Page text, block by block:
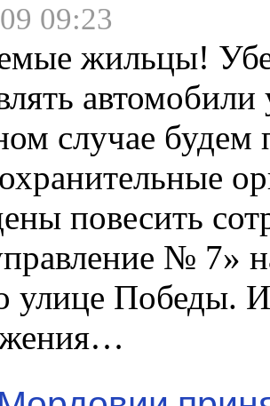
09:23
жильцы!
случае будем
повесить
№ 7»
Победы.